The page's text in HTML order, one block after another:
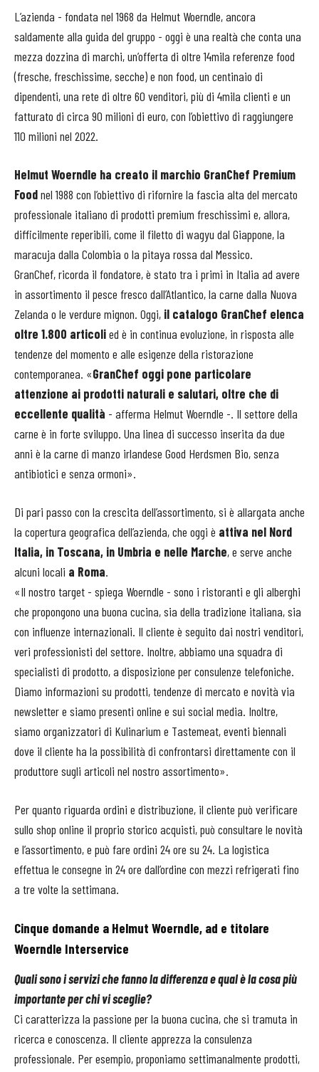
L’azienda - fondata nel 1968 da Helmut Woerndle, ancora
saldamente alla guida del gruppo - oggi è una realtà che conta una
mezza dozzina di marchi, un’offerta di oltre 14mila referenze food
(fresche, freschissime, secche) e non food, un centinaio di
dipendenti, una rete di oltre 60 venditori, più di 4mila clienti e un
fatturato di circa 90 milioni di euro, con l’obiettivo di raggiungere
110 milioni nel 2022.
Helmut Woerndle ha creato il marchio GranChef Premium
Foodnel 1988 con l’obiettivo di rifornire la fascia alta del mercato
professionale italiano di prodotti premium freschissimi e, allora,
difficilmente reperibili, come il filetto di wagyu dal Giappone, la
maracuja dalla Colombia o la pitaya rossa dal Messico.
GranChef, ricorda il fondatore, è stato tra i primi in Italia ad avere
in assortimento il pesce fresco dall’Atlantico, la carne dalla Nuova
Zelanda o le verdure mignon. Oggi, il catalogo GranChef elenca
oltre 1.800 articolied è in continua evoluzione, in risposta alle
tendenze del momento e alle esigenze della ristorazione
contemporanea. «GranChef oggi pone particolare
attenzione ai prodotti naturali e salutari, oltre che di
eccellente qualità - afferma Helmut Woerndle -. Il settore della
carne è in forte sviluppo. Una linea di successo inserita da due
anni è la carne di manzo irlandese Good Herdsmen Bio, senza
antibiotici e senza ormoni».
Di pari passo con la crescita dell’assortimento, si è allargata anche
la copertura geografica dell’azienda, che oggi è attiva nel Nord
Italia, in Toscana, in Umbria e nelle Marche, e serve anche
alcuni locali a Roma.
«Il nostro target - spiega Woerndle - sono i ristoranti e gli alberghi
che propongono una buona cucina, sia della tradizione italiana, sia
con influenze internazionali. Il cliente è seguito dai nostri venditori,
veri professionisti del settore. Inoltre, abbiamo una squadra di
specialisti di prodotto, a disposizione per consulenze telefoniche.
Diamo informazioni su prodotti, tendenze di mercato e novità via
newsletter e siamo presenti online e sui social media. Inoltre,
siamo organizzatori di Kulinarium e Tastemeat, eventi biennali
dove il cliente ha la possibilità di confrontarsi direttamente con il
produttore sugli articoli nel nostro assortimento».
Per quanto riguarda ordini e distribuzione, il cliente può verificare
sullo shop online il proprio storico acquisti, può consultare le novità
e l’assortimento, e può fare ordini 24 ore su 24. La logistica
effettua le consegne in 24 ore dall’ordine con mezzi refrigerati fino
a tre volte la settimana.
Cinque domande a Helmut Woerndle, ad e titolare
Woerndle Interservice
Quali sono i servizi che fanno la differenza e qual è la cosa più
importante per chi vi sceglie?
Ci caratterizza la passione per la buona cucina, che si tramuta in
ricerca e conoscenza. Il cliente apprezza la consulenza
professionale. Per esempio, proponiamo settimanalmente prodotti,